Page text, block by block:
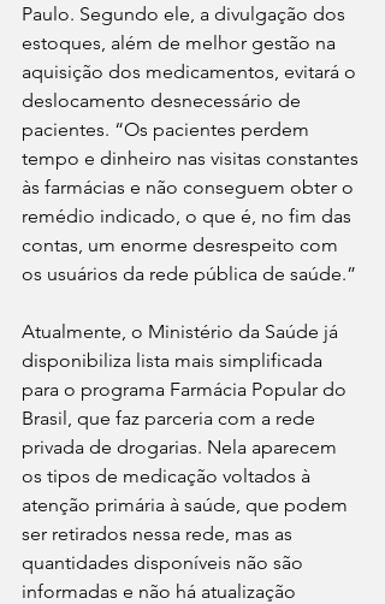
Paulo. Segundo ele, a divulgação dos
estoques, além de melhor gestão na
aquisição dos medicamentos, evitará o
deslocamento desnecessário de
pacientes. “Os pacientes perdem
tempo e dinheiro nas visitas constantes
às farmácias e não conseguem obter o
remédio indicado, o que é, no fim das
contas, um enorme desrespeito com
os usuários da rede pública de saúde.”
Atualmente, o Ministério da Saúde já
disponibiliza lista mais simplificada
para o programa Farmácia Popular do
Brasil, que faz parceria com a rede
privada de drogarias. Nela aparecem
os tipos de medicação voltados à
atenção primária à saúde, que podem
ser retirados nessa rede, mas as
quantidades disponíveis não são
informadas e não há atualização